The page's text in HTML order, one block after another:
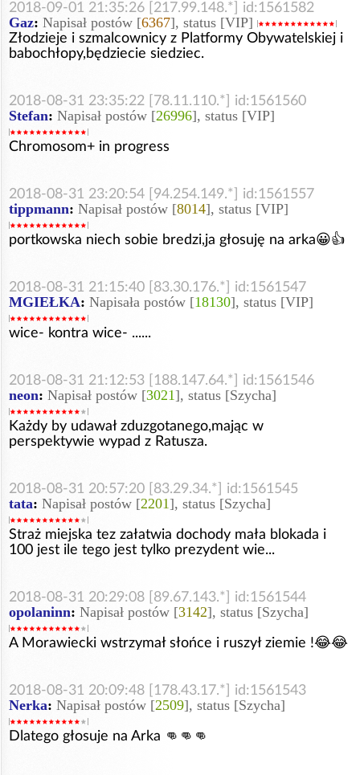
2018-09-01 21:35:26 [217.99.148.*] id:1561582
Gaz: Napisał postów [6367], status [VIP]
Złodzieje i szmalcownicy z Platformy Obywatelskiej i
babochłopy,będziecie siedziec.
2018-08-31 23:35:22 [78.11.110.*] id:1561560
Stefan: Napisał postów [26996], status [VIP]
Chromosom+ in progress
2018-08-31 23:20:54 [94.254.149.*] id:1561557
tippmann: Napisał postów [8014], status [VIP]
portkowska niech sobie bredzi,ja głosuję na arka😀👍
2018-08-31 21:15:40 [83.30.176.*] id:1561547
MGIEŁKA: Napisała postów [18130], status [VIP]
wice- kontra wice- ......
2018-08-31 21:12:53 [188.147.64.*] id:1561546
neon: Napisał postów [3021], status [Szycha]
Każdy by udawał zduzgotanego,mając w
perspektywie wypad z Ratusza.
2018-08-31 20:57:20 [83.29.34.*] id:1561545
tata: Napisał postów [2201], status [Szycha]
Straż miejska tez załatwia dochody mała blokada i
100 jest ile tego jest tylko prezydent wie...
2018-08-31 20:29:08 [89.67.143.*] id:1561544
opolaninn: Napisał postów [3142], status [Szycha]
A Morawiecki wstrzymał słońce i ruszył ziemie !😂😂
2018-08-31 20:09:48 [178.43.17.*] id:1561543
Nerka: Napisał postów [2509], status [Szycha]
Dlatego głosuje na Arka 👊👊👊